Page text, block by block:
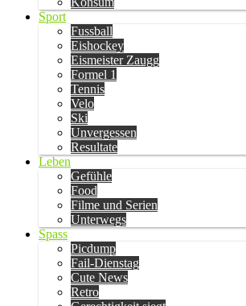
Sport
Fussball
Eishockey
Eismeister Zaugg
Formel 1
Tennis
Velo
Ski
Unvergessen
Resultate
Leben
Gefühle
Food
Filme und Serien
Unterwegs
Spass
Picdump
Fail-Dienstag
Cute News
Retro